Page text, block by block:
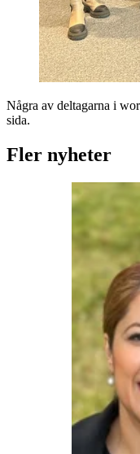
Några av deltagarna i
sida.
Fler nyheter